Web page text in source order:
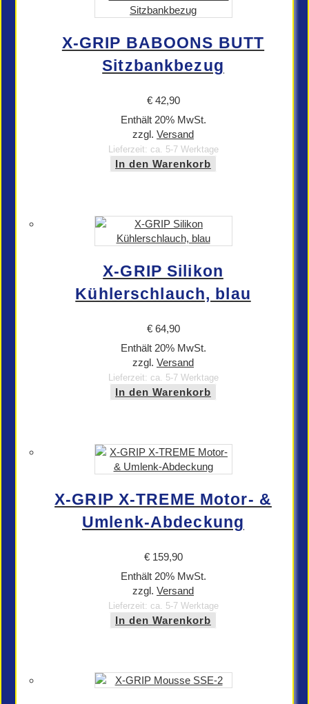
X-GRIP BABOONS BUTT
Sitzbankbezug
€42,90
Enthält 20% MwSt.
zzgl. Versand
Lieferzeit: ca. 5-7 Werktage
In den Warenkorb
X-GRIP Silikon
Kühlerschlauch, blau
€64,90
Enthält 20% MwSt.
zzgl. Versand
Lieferzeit: ca. 5-7 Werktage
In den Warenkorb
X-GRIP X-TREME Motor- &
Umlenk-Abdeckung
€159,90
Enthält 20% MwSt.
zzgl. Versand
Lieferzeit: ca. 5-7 Werktage
In den Warenkorb